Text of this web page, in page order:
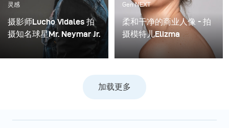
灵感
摄影师Lucho Vidales 拍
摄知名球星Mr. Neymar Jr.
去年的亮点之一是这个拍
Gen NEXT
柔和干净的商业人像 - 拍
摄模特儿Elizma
How to 如何採用布朗光效
加载更多